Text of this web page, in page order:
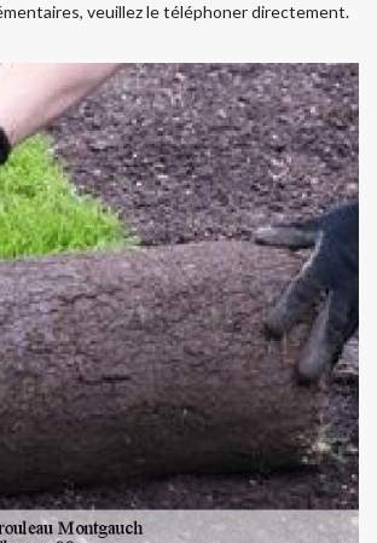
veuillez le téléphoner directement.